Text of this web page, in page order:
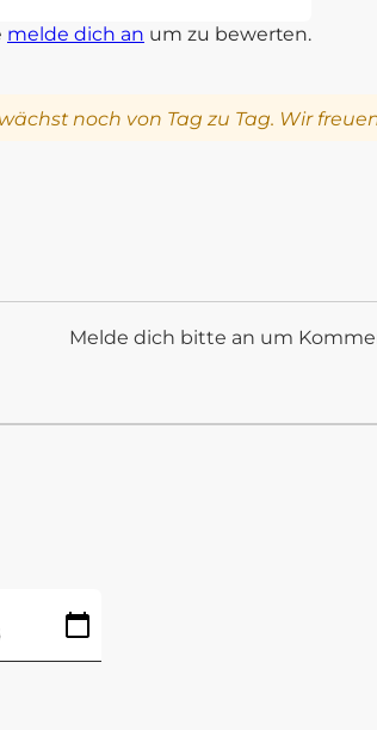
melde dich an um zu bewerten.
noch von Tag zu Tag. Wir
Melde dich bitte an um